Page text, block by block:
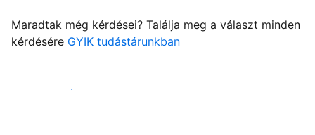
Maradtak még kérdései? Találja meg a választ minden
kérdésére GYIK tudástárunkban
Fogadja vendégeit